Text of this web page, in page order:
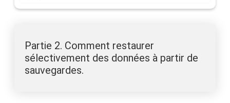
Partie 2. Comment restaurer
sélectivement des données à partir de
sauvegardes.